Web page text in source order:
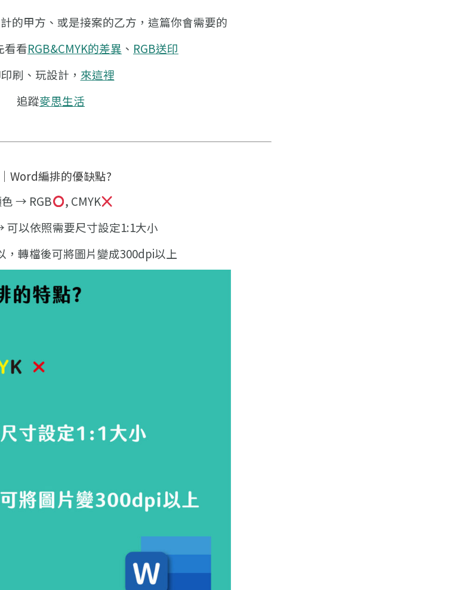
的甲方、 或是接案的乙方， 這篇你會需要的
看看RGB&CMYK的差異 、 RGB送印
刷、玩設計， 來這裡
追蹤麥思生活
Word編排的優缺點?
→ RGB
, CMYK
可以依照需要尺寸設定1:1大小
轉檔後可將圖片變成300dpi以上